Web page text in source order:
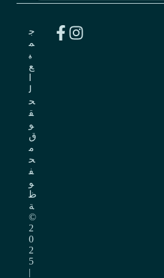
ج
م
ي
ع
ل
ح
ق
و
ق
م
ح
ف
و
ظ
ة
©
2
0
2
5
|